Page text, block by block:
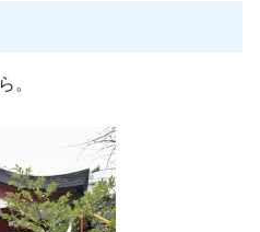
。